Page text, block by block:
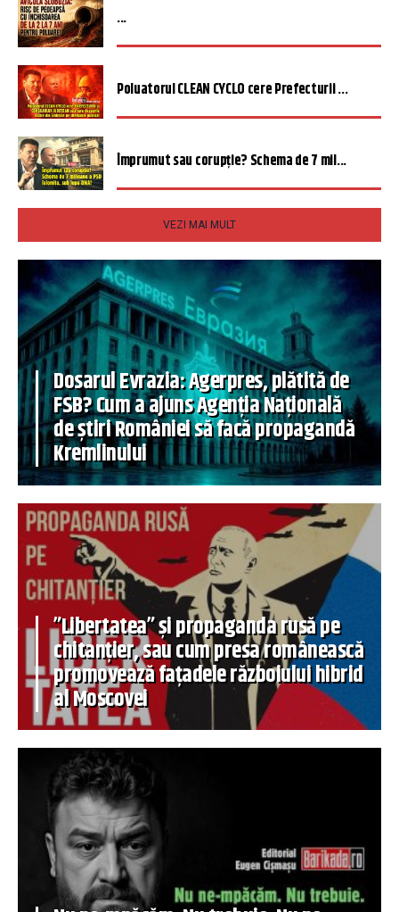
...
Poluatorul CLEAN CYCLO cere Prefecturii ...
Împrumut sau corupție? Schema de 7 mil...
VEZI MAI MULT
Dosarul Evrazia: Agerpres, plătită de
FSB? Cum a ajuns Agenția Națională
de știri României să facă propagandă
Kremlinului
”Libertatea” și propaganda rusă pe
chitanțier, sau cum presa românească
promovează fațadele războiului hibrid
al Moscovei